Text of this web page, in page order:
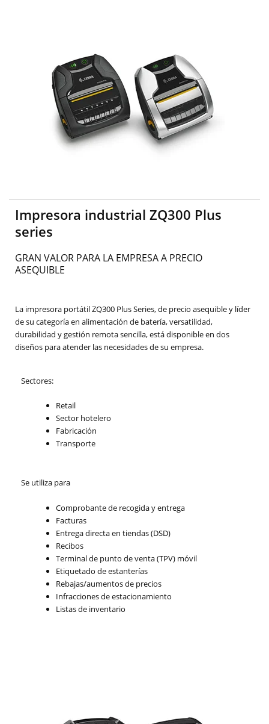
Impresora industrial ZQ300 Plus
series
GRAN VALOR PARA LA EMPRESA A PRECIO
ASEQUIBLE
La impresora portátil ZQ300 Plus Series, de precio asequible y líder
de su categoría en alimentación de batería, versatilidad,
durabilidad y gestión remota sencilla, está disponible en dos
diseños para atender las necesidades de su empresa.
Sectores:
Retail
Sector hotelero
Fabricación
Transporte
Se utiliza para
Comprobante de recogida y entrega
Facturas
Entrega directa en tiendas (DSD)
Recibos
Terminal de punto de venta (TPV) móvil
Etiquetado de estanterías
Rebajas/aumentos de precios
Infracciones de estacionamiento
Listas de inventario